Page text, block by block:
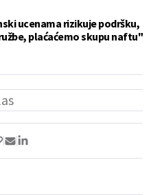
ucenama rizikuje podršku,
plaćaćemo skupu naftu"